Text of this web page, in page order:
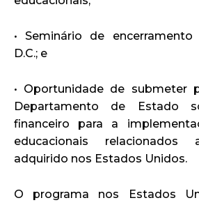
• Seminário de
D.C.; e
• Oportunidade de submeter
Departamento de Estado
financeiro para a
educacionais relacionados
adquirido nos Estados Unidos.
O programa nos Estados